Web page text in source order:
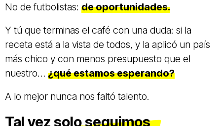
No de futbolistas: de oportunidades.
Y tú que terminas el café con una duda: si la
receta está a la vista de todos, y la aplicó un país
más chico y con menos presupuesto que el
nuestro… ¿qué estamos esperando?
A lo mejor nunca nos faltó talento.
Tal vez solo seguimos